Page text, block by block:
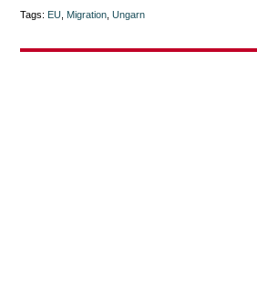
Tags: EU Migration Ungarn